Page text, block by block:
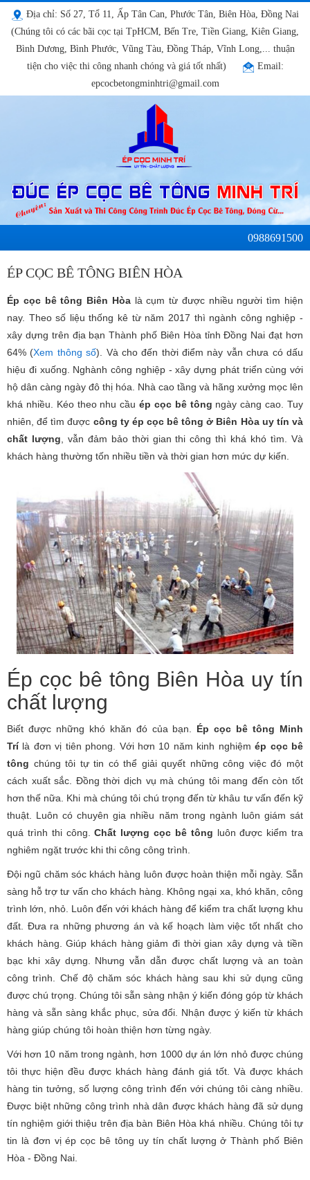
Địa chỉ: Số 27, Tổ 11, Ấp Tân Can, Phước Tân, Biên Hòa, Đồng Nai
(Chúng tôi có các bãi cọc tại TpHCM, Bến Tre, Tiền Giang, Kiên Giang,
Bình Dương, Bình Phước, Vũng Tàu, Đồng Tháp, Vĩnh Long,... thuận
tiện cho việc thi công nhanh chóng và giá tốt nhất)
Email:
epcocbetongminhtri@gmail.com
0988691500
ÉP CỌC BÊ TÔNG BIÊN HÒA
Ép cọc bê tông Biên Hòalà cụm từ được nhiều người tìm hiện
nay. Theo số liệu thống kê từ năm 2017 thì ngành công nghiệp -
xây dựng trên địa bạn Thành phố Biên Hòa tỉnh Đồng Nai đạt hơn
64% (Xem thông số). Và cho đến thời điểm này vẫn chưa có dấu
hiệu đi xuống. Nghành công nghiệp - xây dựng phát triển cùng với
hộ dân càng ngày đô thị hóa. Nhà cao tầng và hãng xưởng mọc lên
khá nhiều. Kéo theo nhu cầuép cọc bê tông ngày càng cao. Tuy
nhiên, để tìm được công ty ép cọc bê tông ở Biên Hòa uy tín và
chất lượng , vẫn đảm bảo thời gian thi công thì khá khó tìm. Và
khách hàng thường tốn nhiều tiền và thời gian hơn mức dự kiến.
Ép cọc bê tông Biên Hòa uy tín
chất lượng
Biết được những khó khăn đó của bạn. Ép cọc bê tông Minh
Trílà đơn vị tiên phong. Với hơn 10 năm kinh nghiệmép cọc bê
tông chúng tôi tự tin có thể giải quyết những công việc đó một
cách xuất sắc. Đồng thời dịch vụ mà chúng tôi mang đến còn tốt
hơn thế nữa. Khi mà chúng tôi chú trọng đến từ khâu tư vấn đến kỹ
thuật. Luôn có chuyên gia nhiều năm trong ngành luôn giám sát
quá trình thi công.Chất lượng cọc bê tông luôn được kiểm tra
nghiêm ngặt trước khi thi công công trình.
Đội ngũ chăm sóc khách hàng luôn được hoàn thiện mỗi ngày. Sẵn
sàng hỗ trợ tư vấn cho khách hàng. Không ngại xa, khó khăn, công
trình lớn, nhỏ. Luôn đến với khách hàng để kiểm tra chất lượng khu
đất. Đưa ra những phương án và kế hoạch làm việc tốt nhất cho
khách hàng. Giúp khách hàng giảm đi thời gian xây dựng và tiền
bạc khi xây dựng. Nhưng vẫn dẫn được chất lượng và an toàn
công trình. Chế độ chăm sóc khách hàng sau khi sử dụng cũng
được chú trọng. Chúng tôi sẵn sàng nhận ý kiến đóng góp từ khách
hàng và sẵn sàng khắc phục, sửa đổi. Nhận được ý kiến từ khách
hàng giúp chúng tôi hoàn thiện hơn từng ngày.
Với hơn 10 năm trong ngành, hơn 1000 dự án lớn nhỏ được chúng
tôi thực hiện đều được khách hàng đánh giá tốt. Và được khách
hàng tin tưởng, số lượng công trình đến với chúng tôi càng nhiều.
Được biệt những công trình nhà dân được khách hàng đã sử dụng
tín nghiệm giới thiệu trên địa bàn Biên Hòa khá nhiều. Chúng tôi tự
tin là đơn vị ép cọc bê tông uy tín chất lượng ở Thành phố Biên
Hòa - Đồng Nai.